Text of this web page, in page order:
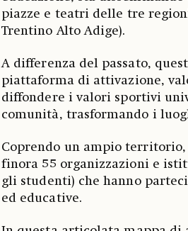
piazze e teatri delle tre
Trentino Alto Adige).
A differenza del passato,
piattaforma di attivazione,
diffondere i valori sportivi
comunità, trasformando i
Coprendo un ampio
finora 55 organizzazioni e
gli studenti) che hanno
ed educative.